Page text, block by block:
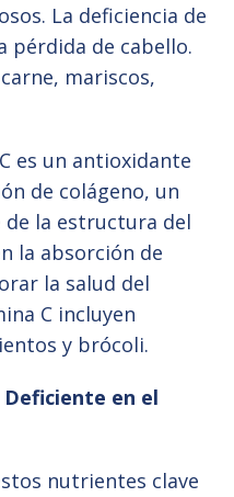
La deficiencia de
pérdida de cabello.
mariscos,
es un antioxidante
de colágeno, un
la estructura del
la absorción de
la salud del
C incluyen
y brócoli.
en el
nutrientes clave